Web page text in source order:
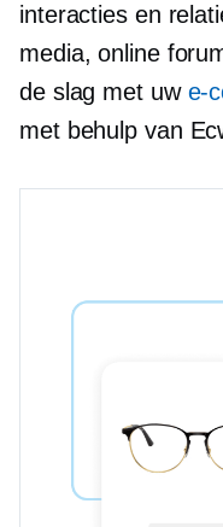
interacties en
media, online
de slag met uw e-
met behulp van